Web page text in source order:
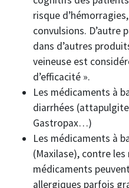
risque
convulsions. D’autre
dans d’autres
veineuse est
d’efficacité ».
Les médicaments à
diarrhées
Gastropax…)
Les médicaments à
(Maxilase), contre les
médicaments
allergiques parfois